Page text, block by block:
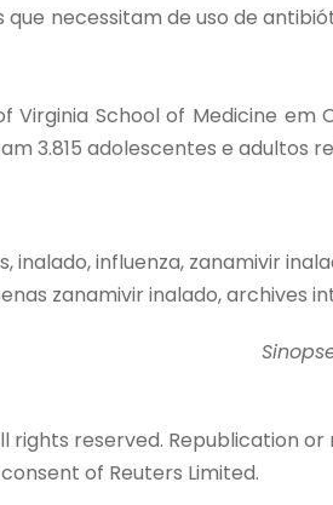
necessitam de uso de
Virginia School of Medicine
3.815 adolescentes e adultos
inalado, influenza, zanamivir
zanamivir inalado, archives
rights reserved. Republication
of Reuters Limited.